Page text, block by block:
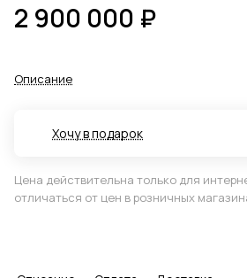
2 900 000 ₽
Описание
Хочу в подарок
Цена действительна только для
отличаться от цен в розничных